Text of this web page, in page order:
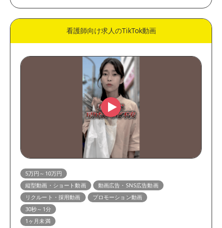
看護師向け求人のTikTok動画
5万円～10万円
縦型動画・ショート動画
動画広告・SNS広告動画
リクルート・採用動画
プロモーション動画
30秒～1分
1ヶ月未満